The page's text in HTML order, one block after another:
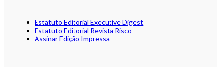
Estatuto Editorial Executive Digest
Estatuto Editorial Revista Risco
Assinar Edição Impressa